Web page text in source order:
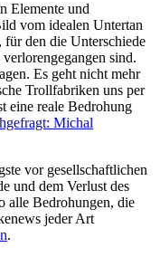
Elemente und
vom idealen Untertan
für den die Unterschiede
sind.
Es geht nicht mehr
Trollfabriken uns per
eine reale Bedrohung
Michal
vor gesellschaftlichen
und dem Verlust des
alle Bedrohungen, die
jeder Art
.